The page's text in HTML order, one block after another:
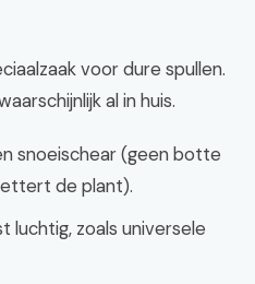
voor dure spullen.
al in huis.
snoeischear (geen botte
de plant).
luchtig, zoals universele